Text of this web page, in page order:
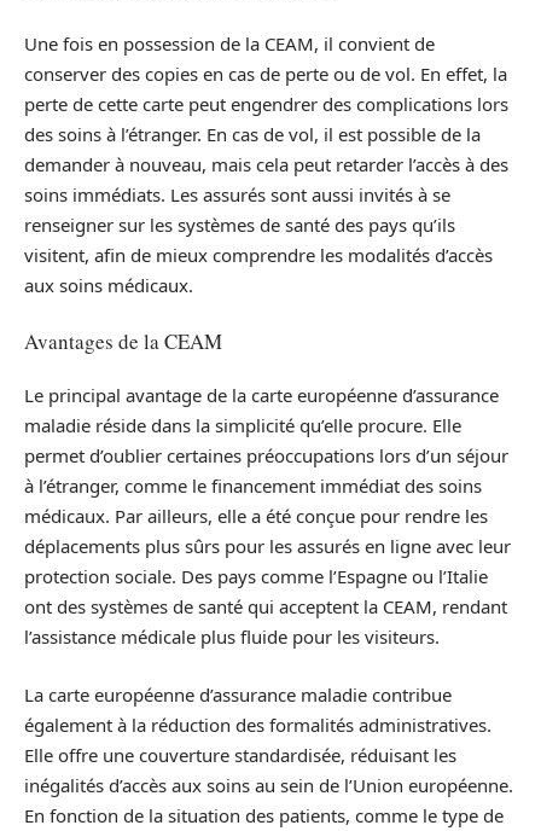
Une fois en possession de la CEAM, il convient de
conserver des copies en cas de perte ou de vol. En effet, la
perte de cette carte peut engendrer des complications lors
des soins à l’étranger. En cas de vol, il est possible de la
demander à nouveau, mais cela peut retarder l’accès à des
soins immédiats. Les assurés sont aussi invités à se
renseigner sur les systèmes de santé des pays qu’ils
visitent, afin de mieux comprendre les modalités d’accès
aux soins médicaux.
Avantages de la CEAM
Le principal avantage de la carte européenne d’assurance
maladie réside dans la simplicité qu’elle procure. Elle
permet d’oublier certaines préoccupations lors d’un séjour
à l’étranger, comme le financement immédiat des soins
médicaux. Par ailleurs, elle a été conçue pour rendre les
déplacements plus sûrs pour les assurés en ligne avec leur
protection sociale. Des pays comme l’Espagne ou l’Italie
ont des systèmes de santé qui acceptent la CEAM, rendant
l’assistance médicale plus fluide pour les visiteurs.
La carte européenne d’assurance maladie contribue
également à la réduction des formalités administratives.
Elle offre une couverture standardisée, réduisant les
inégalités d’accès aux soins au sein de l’Union européenne.
En fonction de la situation des patients, comme le type de